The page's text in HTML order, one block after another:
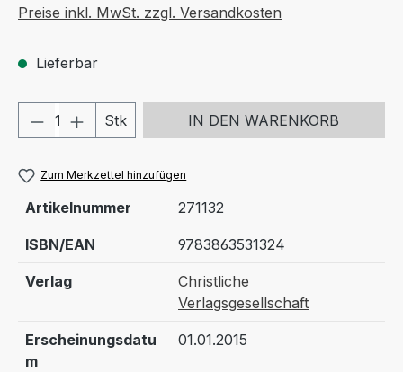
Preise inkl. MwSt. zzgl. Versandkosten
Lieferbar
Produkt Anzahl: Gib den
Stk IN DEN WARENKORB
Zum Merkzettel hinzufügen
Artikelnummer 271132
ISBN/EAN 9783863531324
Verlag
Christliche
Verlagsgesellschaft
Erscheinungsdatu
m
01.01.2015